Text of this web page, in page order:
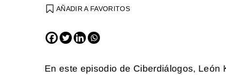
AÑADIR A FAVORITOS
En este episodio de Ciberdiálogos, León